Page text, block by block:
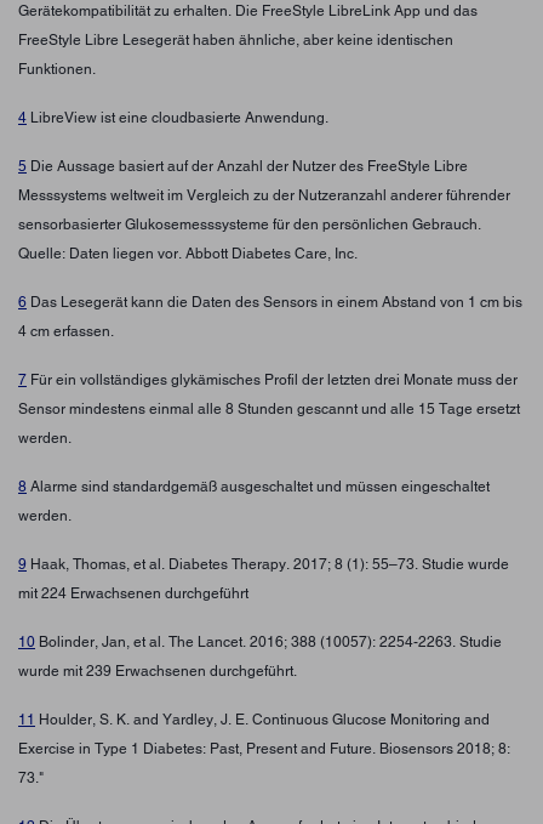
Gerätekompatibilität zu erhalten. Die FreeStyle LibreLink App und das
FreeStyle Libre Lesegerät haben ähnliche, aber keine identischen
Funktionen.
4 LibreView ist eine cloudbasierte Anwendung.
5 Die Aussage basiert auf der Anzahl der Nutzer des FreeStyle Libre
Messsystems weltweit im Vergleich zu der Nutzeranzahl anderer führender
sensorbasierter Glukosemesssysteme für den persönlichen Gebrauch.
Quelle: Daten liegen vor. Abbott Diabetes Care, Inc.
6 Das Lesegerät kann die Daten des Sensors in einem Abstand von 1 cm bis
4 cm erfassen.
7 Für ein vollständiges glykämisches Profil der letzten drei Monate muss der
Sensor mindestens einmal alle 8 Stunden gescannt und alle 15 Tage ersetzt
werden.
8 Alarme sind standardgemäß ausgeschaltet und müssen eingeschaltet
werden.
9 Haak, Thomas, et al. Diabetes Therapy. 2017; 8 (1): 55–73. Studie wurde
mit 224 Erwachsenen durchgeführt
10 Bolinder, Jan, et al. The Lancet. 2016; 388 (10057): 2254-2263. Studie
wurde mit 239 Erwachsenen durchgeführt.
11 Houlder, S. K. and Yardley, J. E. Continuous Glucose Monitoring and
Exercise in Type 1 Diabetes: Past, Present and Future. Biosensors 2018; 8:
73."